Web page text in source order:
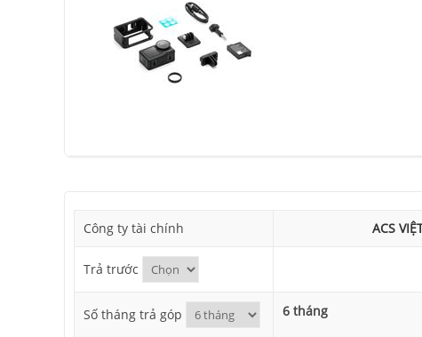
Công ty tài chính ACS
Trả trước
Số tháng trả góp 6 tháng